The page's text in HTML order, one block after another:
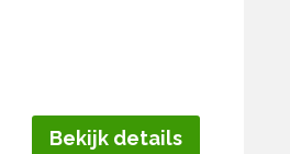
Bekijk details